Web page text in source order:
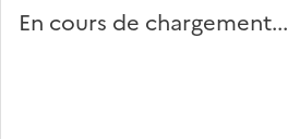
En cours de chargement...